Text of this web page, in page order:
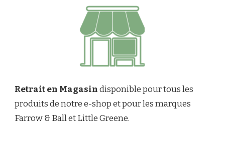
Retrait en Magasindisponible pour tous les
produits de notre e-shop et pour les marques
Farrow & Ball et Little Greene.